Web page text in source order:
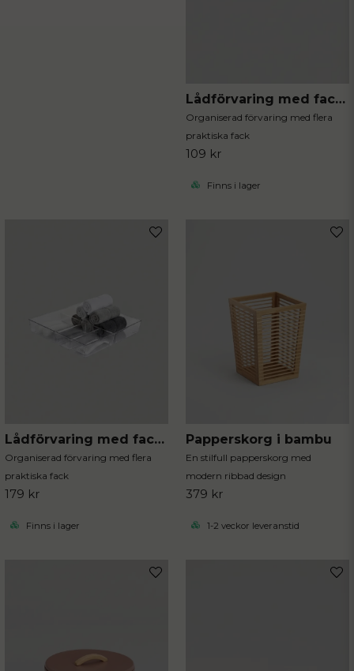
Lådförvaring med fack 23x23x5.5 cm
Organiserad förvaring med flera
praktiska fack
109 kr
Finns i lager
Lådförvaring med fack 31×31×5.5 cm
Organiserad förvaring med flera
praktiska fack
179 kr
Finns i lager
Papperskorg i bambu
En stilfull papperskorg med
modern ribbad design
379 kr
1-2 veckor leveranstid